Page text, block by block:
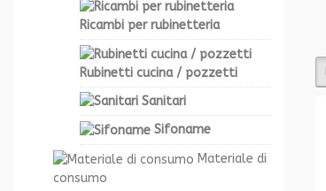
Ricambi per rubinetteria
Rubinetti cucina / pozzetti
Sanitari
Sifoname
Materiale di
consumo